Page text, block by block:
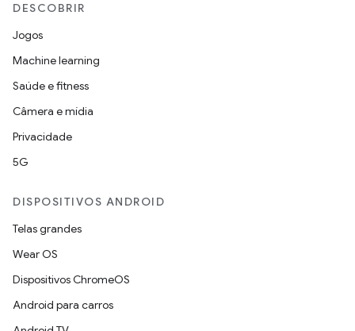
DESCOBRIR
Jogos
Machine learning
Saúde e fitness
Câmera e mídia
Privacidade
5G
DISPOSITIVOS ANDROID
Telas grandes
Wear OS
Dispositivos ChromeOS
Android para carros